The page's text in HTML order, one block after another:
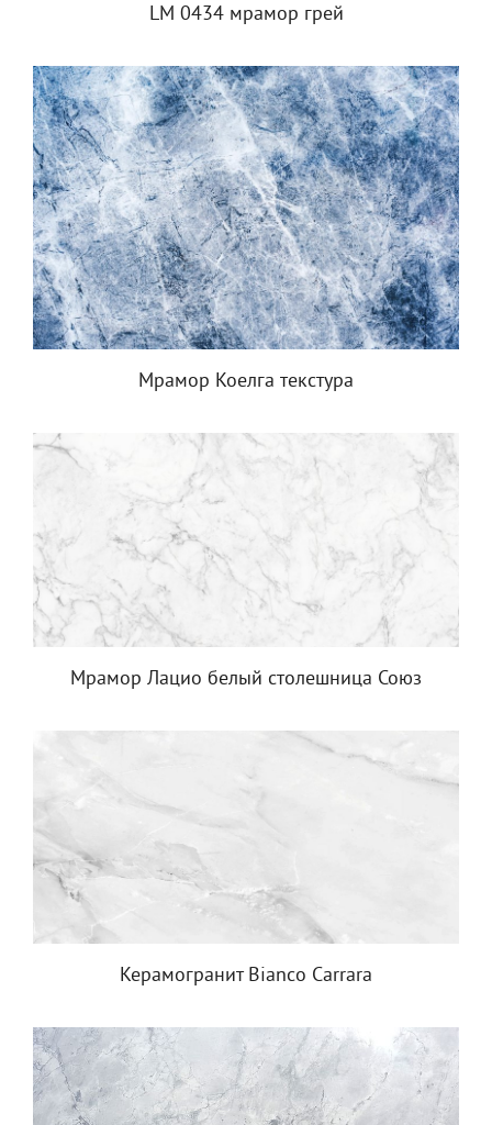
LM 0434 мрамор грей
Мрамор Коелга текстура
Мрамор Лацио белый столешница Союз
Керамогранит Bianco Carrara